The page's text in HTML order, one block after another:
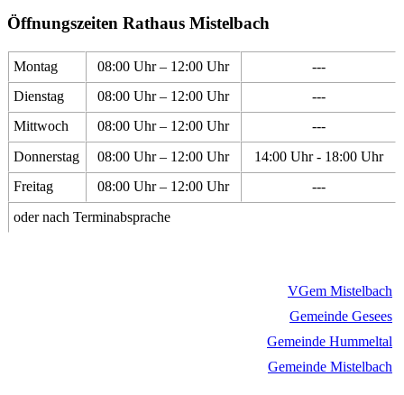
Öffnungszeiten Rathaus Mistelbach
Montag 08:00 Uhr – 12:00 Uhr
---
Dienstag
08:00 Uhr – 12:00 Uhr
---
Mittwoch
08:00 Uhr – 12:00 Uhr
---
Donnerstag
08:00 Uhr – 12:00 Uhr
14:00 Uhr - 18:00 Uhr
Freitag
08:00 Uhr – 12:00 Uhr
---
oder nach Terminabsprache
VGem Mistelbach
Gemeinde Gesees
Gemeinde Hummeltal
Gemeinde Mistelbach